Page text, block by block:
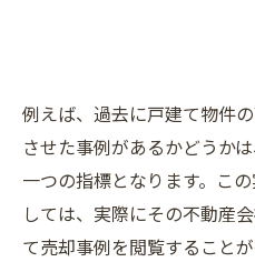
例えば、過去に戸建て物件
させた事例があるかどうか
一つの指標となります。こ
しては、実際にその不動産
て売却事例を閲覧すること